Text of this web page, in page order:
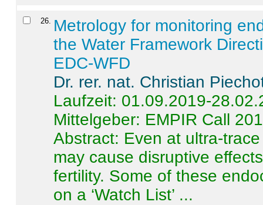
26. Metrology for monitoring
the Water Framework
EDC-WFD
Dr. rer. nat. Christian
Laufzeit: 01.09.2019-
Mittelgeber: EMPIR Call
Abstract: Even at ultra-
may cause disruptive
fertility. Some of these
on a ‘Watch List’ ...